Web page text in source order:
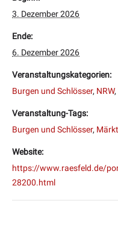
3. Dezember 2026
Ende:
6. Dezember 2026
Veranstaltungskategorien:
Burgen und Schlösser, NRW,
Veranstaltung-Tags:
Burgen und Schlösser,
Website:
https://www.raesfeld.de/
28200.html